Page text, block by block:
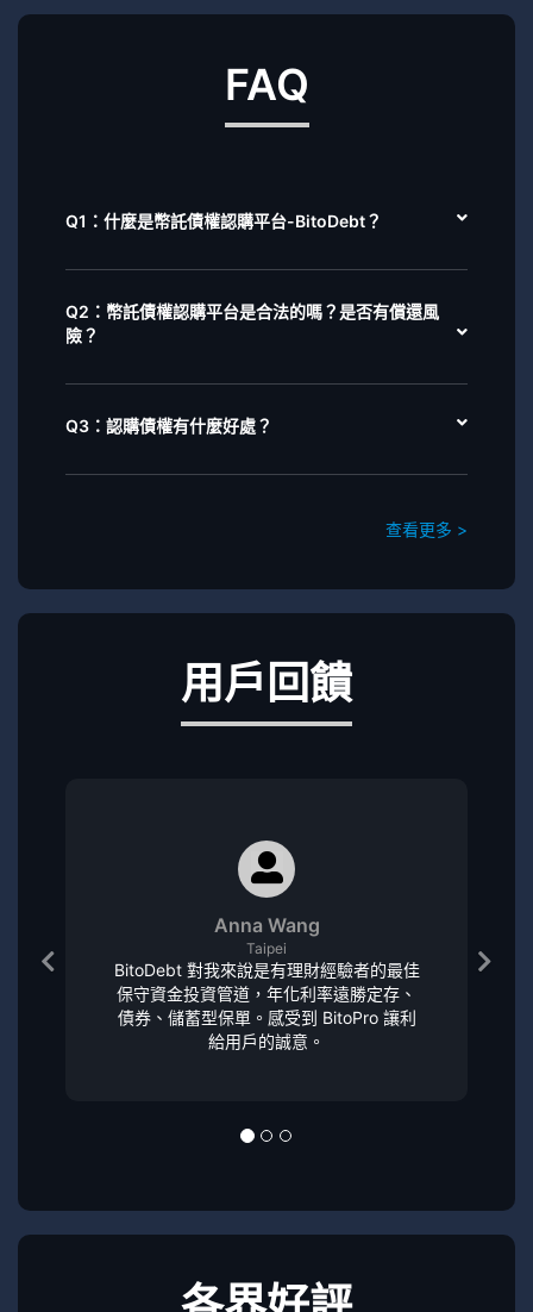
FAQ
Q1：什麼是幣託債權認購平台-BitoDebt？
Q2：幣託債權認購平台是合法的嗎？是否有償還風
險？
Q3：認購債權有什麼好處？
查看更多 >
用戶回饋
Anna Wang
Taipei
BitoDebt 對我來說是有理財經驗者的最佳
保守資金投資管道，年化利率遠勝定存、
債券、儲蓄型保單。感受到 BitoPro 讓利
給用戶的誠意。